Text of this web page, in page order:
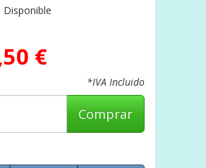
Disponible
€
*IVA Incluido
Comprar